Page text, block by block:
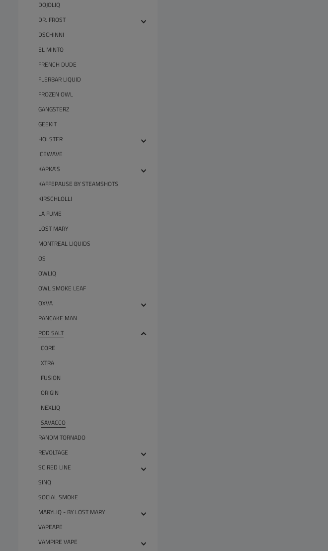
DOJOLIQ
DR. FROST
DSCHINNI
EL MINTO
FRENCH DUDE
FLERBAR LIQUID
FROZEN OWL
GANGSTERZ
GEEKIT
HOLSTER
ICEWAVE
KAPKA'S
KAFFEPAUSE BY STEAMSHOTS
KIRSCHLOLLI
LA FUME
LOST MARY
MONTREAL LIQUIDS
OS
OWLIQ
OWL SMOKE LEAF
OXVA
PANCAKE MAN
POD SALT
CORE
XTRA
FUSION
ORIGIN
NEXLIQ
SAVACCO
RANDM TORNADO
REVOLTAGE
SC RED LINE
SINQ
SOCIAL SMOKE
MARYLIQ - BY LOST MARY
VAPEAPE
VAMPIRE VAPE